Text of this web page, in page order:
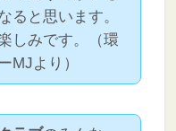
ると思います。
しみです。（環
MJより）